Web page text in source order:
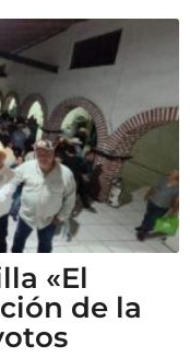
«El
de la